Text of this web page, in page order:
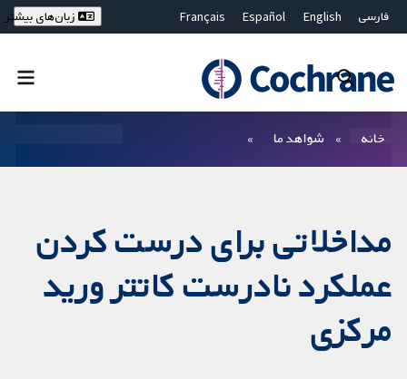
فارسی English
Español
Français
Bahasa Malaysia
ไทย
繁體中文
زبان‌های بیشتر
خانه شواهد ما
مداخلاتی برای درست کردن
عملکرد نادرست کاتتر ورید
مرکزی